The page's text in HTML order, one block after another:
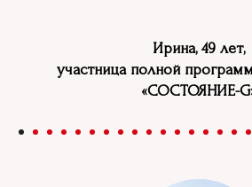
Ирина, 49 лет,
участница полной
«СОСТОЯНИЕ-